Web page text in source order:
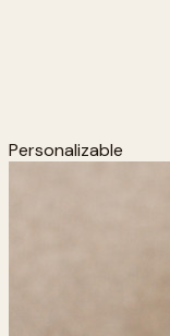
Personalizable